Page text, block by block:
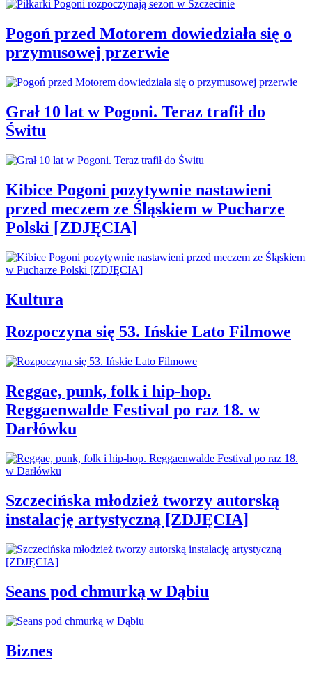
Pogoń przed Motorem dowiedziała się o
przymusowej przerwie
Grał 10 lat w Pogoni. Teraz trafił do
Świtu
Kibice Pogoni pozytywnie nastawieni
przed meczem ze Śląskiem w Pucharze
Polski [ZDJĘCIA]
Kultura
Rozpoczyna się 53. Ińskie Lato Filmowe
Reggae, punk, folk i hip-hop.
Reggaenwalde Festival po raz 18. w
Darłówku
Szczecińska młodzież tworzy autorską
instalację artystyczną [ZDJĘCIA]
Seans pod chmurką w Dąbiu
Biznes